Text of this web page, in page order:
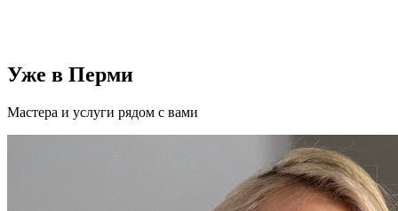
Уже в Перми
Мастера и услуги рядом с вами